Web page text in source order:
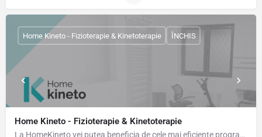
Home Kineto - Fizioterapie & Kinetoterapie
La HomeKineto vei putea beneficia de cele mai eficiente programe de recuperare. Sunt Dr. Cosmin Ciocîrlan,…
Home Kineto - Fizioterapie & Kinetoterapie ÎNCHIS